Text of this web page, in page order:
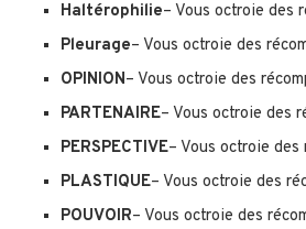
Haltérophilie– Vous octroie des
Pleurage– Vous octroie des
OPINION– Vous octroie des
PARTENAIRE– Vous octroie des
PERSPECTIVE– Vous octroie des
PLASTIQUE– Vous octroie des
POUVOIR– Vous octroie des